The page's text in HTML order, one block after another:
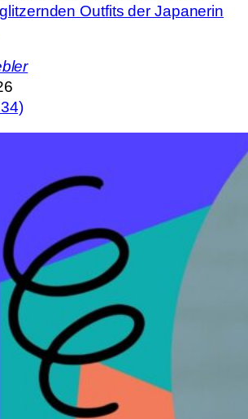
Outfits der Japanerin